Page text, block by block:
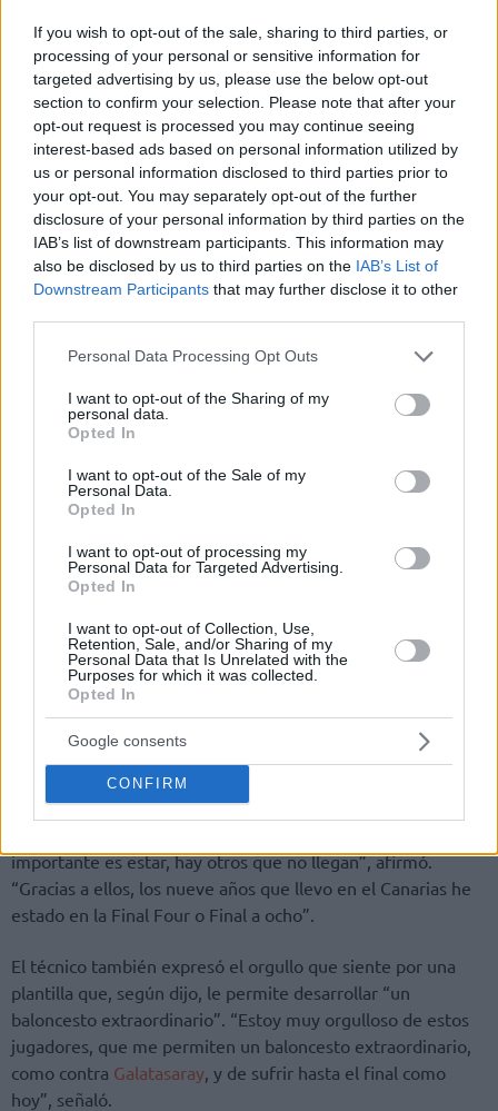
If you wish to opt-out of the sale, sharing to third parties, or
processing of your personal or sensitive information for
targeted advertising by us, please use the below opt-out
section to confirm your selection. Please note that after your
opt-out request is processed you may continue seeing
interest-based ads based on personal information utilized by
us or personal information disclosed to third parties prior to
your opt-out. You may separately opt-out of the further
disclosure of your personal information by third parties on the
IAB’s list of downstream participants. This information may
also be disclosed by us to third parties on the IAB’s List of
Downstream Participants that may further disclose it to other
Please note that this website/app uses one or more Google
not limited to your visit or usage behaviour. You may click to
grant or deny consent to Google and its third-party tags to
use your data for below specified purposes in below Google
consent section.
Personal Data Processing Opt Outs
I want to opt-out of the Sharing of my
personal data.
Opted In
I want to opt-out of the Sale of my
Personal Data.
Opted In
I want to opt-out of processing my
Personal Data for Targeted Advertising.
Opted In
I want to opt-out of Collection, Use,
Retention, Sale, and/or Sharing of my
Personal Data that Is Unrelated with the
Purposes for which it was collected.
Opted In
Google consents
CONFIRM
Pese a la decepción, Vidorreta quiso reivindicar la
trayectoria reciente del conjunto tinerfeño y el mérito de
importante es estar, hay otros que no llegan”, afirmó.
“Gracias a ellos, los nueve años que llevo en el Canarias he
estado en la Final Four o Final a ocho”.
El técnico también expresó el orgullo que siente por una
plantilla que, según dijo, le permite desarrollar “un
baloncesto extraordinario”. “Estoy muy orgulloso de estos
jugadores, que me permiten un baloncesto extraordinario,
como contra Galatasaray , y de sufrir hasta el final como
hoy”, señaló.